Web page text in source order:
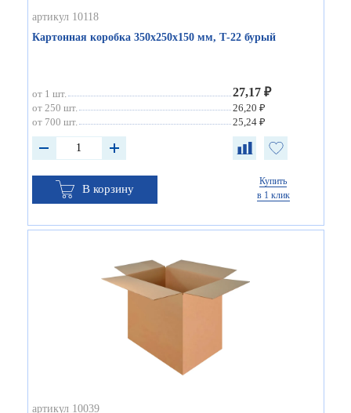
артикул 10118
Картонная коробка 350х250х150 мм, Т-22 бурый
от 1 шт. 27,17 ₽
от 250 шт.
26,20 ₽
от 700 шт.
25,24 ₽
В корзину
Купить
в 1 клик
артикул 10039